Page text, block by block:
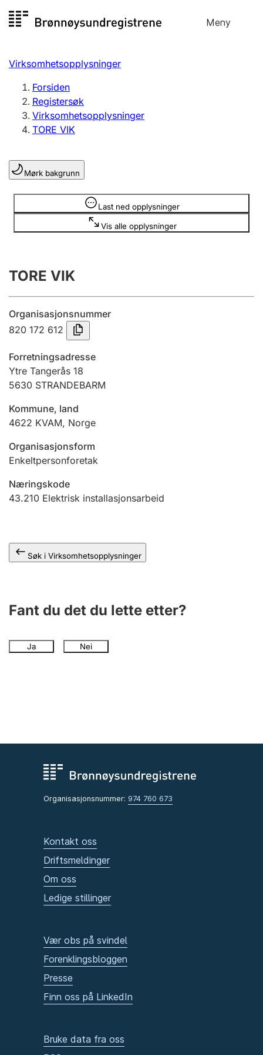
til
Meny
Registersøk
Aksjeselskap
Enkeltpersonforetak
Registrere, endre, slette
Lag og forening
Registrere, endre, slette
Årsregnskap
Innsending og forsinkelsesgebyr
Tinglysing
Jeger
Ektepaktveileder
Offentlig sektor
Virksomhetsopplysninger
Forsiden
Registersøk
Virksomhetsopplysninger
TORE VIK
Mørk bakgrunn
Last ned opplysninger
Vis alle opplysninger
Opplysninger er skjult
TORE VIK
Organisasjonsnummer
820 172 612
Forretningsadresse
Ytre Tangerås 18
5630 STRANDEBARM
Kommune, land
4622 KVAM, Norge
Organisasjonsform
Enkeltpersonforetak
Næringskode
43.210 Elektrisk installasjonsarbeid
Søk i Virksomhetsopplysninger
Fant du det du lette etter?
Ja Nei
Organisasjonsnummer: 974 760 673
Kontakt oss
Driftsmeldinger
Om oss
Ledige stillinger
Vær obs på svindel
Forenklingsbloggen
Presse
Finn oss på LinkedIn
Bruke data fra oss